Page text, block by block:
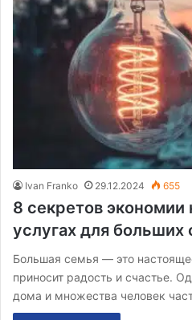
Ivan Franko 29.12.2024 655
8 секретов
услугах для больших
Большая семья — это
приносит радость и счастье.
дома и множества человек